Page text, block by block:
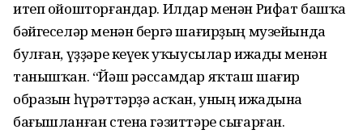
итеп ойошторғандар. Илдар менән Рифат башҡа
бәйгеселәр менән бергә шағирҙың музейында
булған, үҙҙәре кеүек уҡыусылар ижады менән
танышҡан. “Йәш рәссамдар яҡташ шағир
образын һүрәттәрҙә асҡан, уның ижадына
бағышланған стена гәзиттәре сығарған.